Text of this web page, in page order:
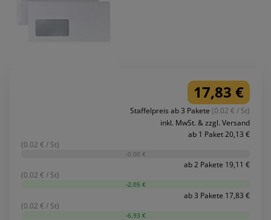
17,83 €
Staffelpreis ab 3 Pakete (0.02 € / St)
inkl. MwSt. & zzgl. Versand
ab 1 Paket 20,13 €
(0.02 € / St)
-0,00 €
ab 2 Pakete 19,11 €
(0.02 € / St)
-2,05 €
ab 3 Pakete 17,83 €
(0.02 € / St)
-6,93 €